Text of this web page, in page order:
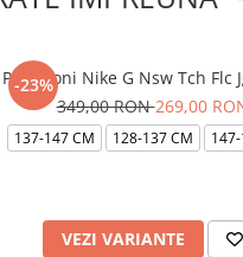
-23%
Pantaloni Nike G Nsw Tch Flc
349,00 RON269,00
137-147 CM 128-137 CM
VEZI VARIANTE